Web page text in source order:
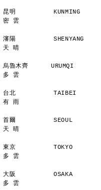
昆明          KUNMING
密 雲
瀋陽
天 晴
烏魯木齊      URUMQI
多 雲
台北          TAIBEI
有 雨
首爾          SEOUL
天 晴
東京          TOKYO
多 雲
大阪          OSAKA
多 雲